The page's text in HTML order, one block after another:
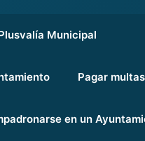
Municipal
Pagar
en un